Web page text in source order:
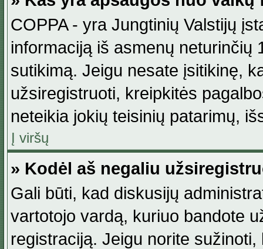
COPPA - yra Jungtinių Valstijų
informaciją iš asmenų neturinčių
sutikimą. Jeigu nesate įsitikinę,
užsiregistruoti, kreipkitės
neteikia jokių teisinių patarimų,
Į viršų
» Kodėl aš negaliu
Gali būti, kad diskusijų
vartotojo vardą, kuriuo bandote
registraciją. Jeigu norite